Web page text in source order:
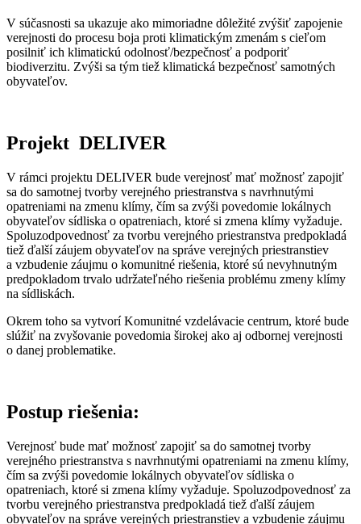
V súčasnosti sa ukazuje ako mimoriadne dôležité zvýšiť zapojenie
verejnosti do procesu boja proti klimatickým zmenám s cieľom
posilniť ich klimatickú odolnosť/bezpečnosť a podporiť
biodiverzitu. Zvýši sa tým tiež klimatická bezpečnosť samotných
obyvateľov.
Projekt DELIVER
V rámci projektu DELIVER bude verejnosť mať možnosť zapojiť
sa do samotnej tvorby verejného priestranstva s navrhnutými
opatreniami na zmenu klímy, čím sa zvýši povedomie lokálnych
obyvateľov sídliska o opatreniach, ktoré si zmena klímy vyžaduje.
Spoluzodpovednosť za tvorbu verejného priestranstva predpokladá
tiež ďalší záujem obyvateľov na správe verejných priestranstiev
a vzbudenie záujmu o komunitné riešenia, ktoré sú nevyhnutným
predpokladom trvalo udržateľného riešenia problému zmeny klímy
na sídliskách.
Okrem toho sa vytvorí Komunitné vzdelávacie centrum, ktoré bude
slúžiť na zvyšovanie povedomia širokej ako aj odbornej verejnosti
o danej problematike.
Postup riešenia:
Verejnosť bude mať možnosť zapojiť sa do samotnej tvorby
verejného priestranstva s navrhnutými opatreniami na zmenu klímy,
čím sa zvýši povedomie lokálnych obyvateľov sídliska o
opatreniach, ktoré si zmena klímy vyžaduje. Spoluzodpovednosť za
tvorbu verejného priestranstva predpokladá tiež ďalší záujem
obyvateľov na správe verejných priestranstiev a vzbudenie záujmu